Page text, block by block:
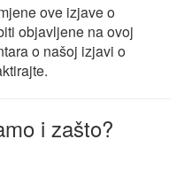
ove izjave o
objavljene na ovoj
o našoj izjavi o
i zašto?